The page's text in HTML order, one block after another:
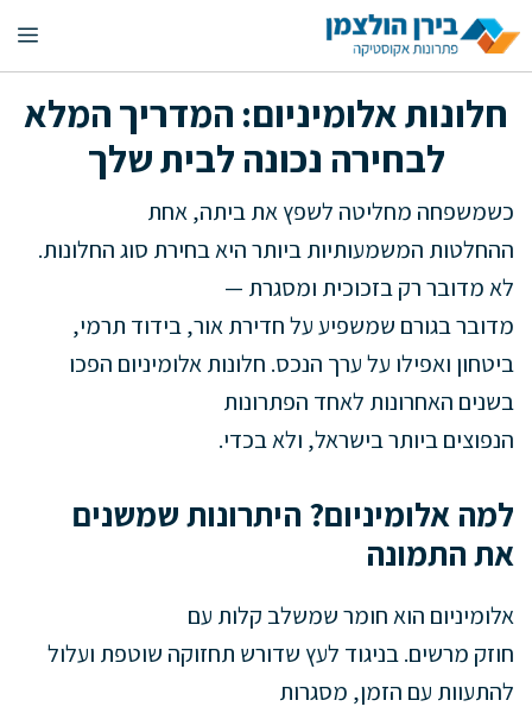
לדלג
לתוכן
חלונות אלומיניום: המדריך המלא
לבחירה נכונה לבית שלך
כשמשפחה מחליטה לשפץ את ביתה, אחת
ההחלטות המשמעותיות ביותר היא בחירת סוג החלונות.
לא מדובר רק בזכוכית ומסגרת —
מדובר בגורם שמשפיע על חדירת אור, בידוד תרמי,
ביטחון ואפילו על ערך הנכס. חלונות אלומיניום הפכו
בשנים האחרונות לאחד הפתרונות
הנפוצים ביותר בישראל, ולא בכדי.
למה אלומיניום? היתרונות שמשנים
את התמונה
אלומיניום הוא חומר שמשלב קלות עם
חוזק מרשים. בניגוד לעץ שדורש תחזוקה שוטפת ועלול
להתעוות עם הזמן, מסגרות